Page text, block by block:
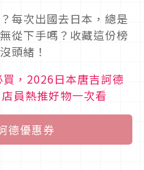
每次出國去日本，總是
從下手嗎？收藏這份榜
頭緒！
，2026日本唐吉訶德
員熱推好物一次看
德優惠券